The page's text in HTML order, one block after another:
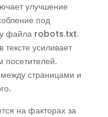
улучшение
под
файла robots.txt.
усиливает
посетителей.
страницами и
на факторах за